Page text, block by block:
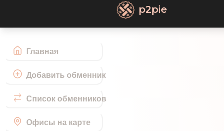
Главная
Добавить обменник
Список обменников
Офисы на карте
p2pie